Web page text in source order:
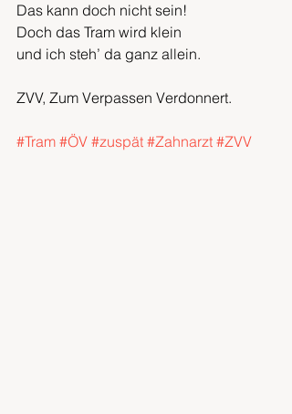
Das kann doch nicht sein!
Doch das Tram wird klein
und ich steh’ da ganz allein.
ZVV, Zum Verpassen Verdonnert.
#Tram #ÖV #zuspät #Zahnarzt #ZVV